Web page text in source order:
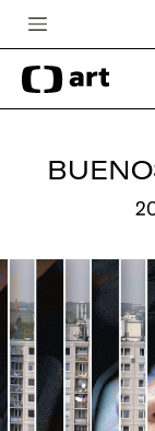
Česká televize
Zpravodajství
Pro děti
edu
Vše o ČT